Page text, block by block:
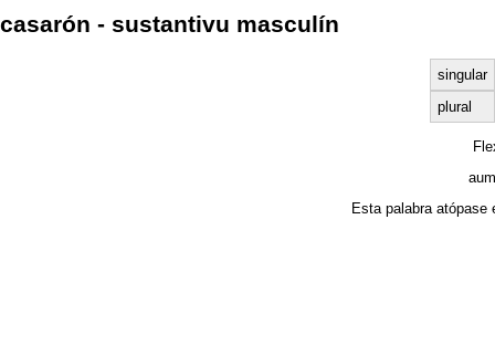
casarón - sustantivu masculín
singular
plural
Esta palabra atópase